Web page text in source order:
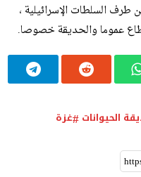
السلطات الإسرائيلية ،
عموما والحديقة خصوصا.
الحيوانات غزة